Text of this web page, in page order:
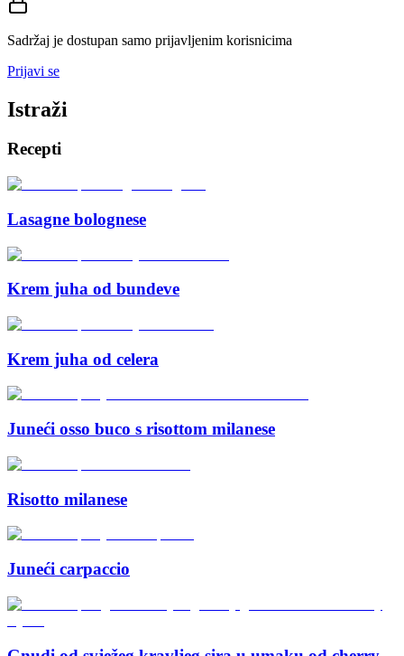
Sadržaj je dostupan samo prijavljenim korisnicima
Prijavi se
Istraži
Recepti
Lasagne bolognese
Krem juha od bundeve
Krem juha od celera
Juneći osso buco s risottom milanese
Risotto milanese
Juneći carpaccio